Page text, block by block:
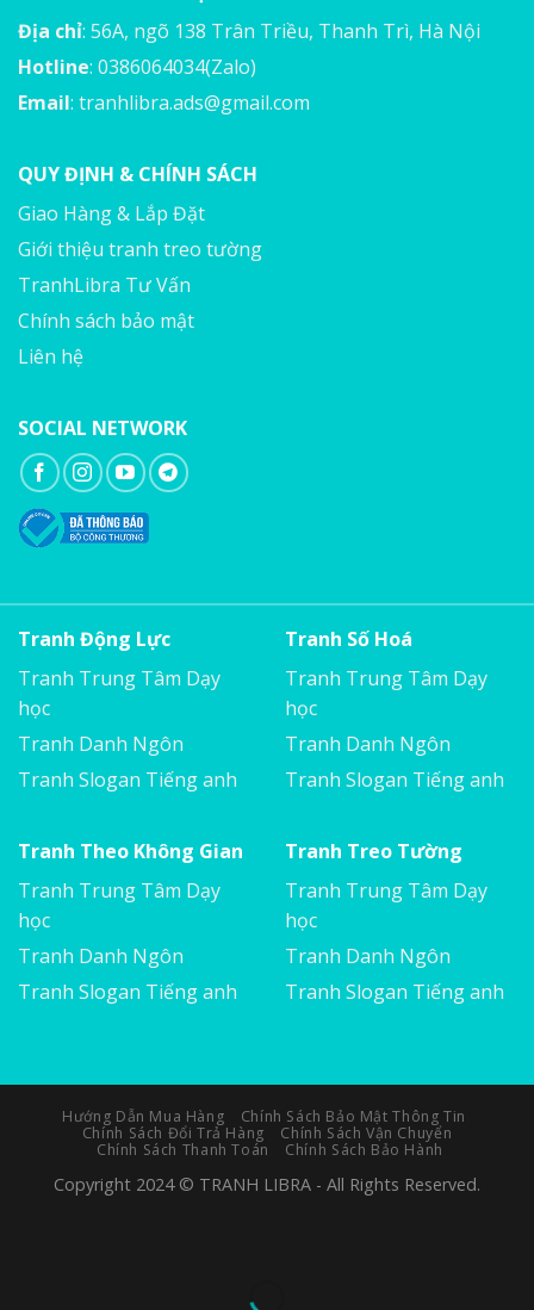
Địa chỉ: 56A, ngõ 138 Trân Triều, Thanh Trì, Hà Nội
Hotline: 0386064034(Zalo)
Email: tranhlibra.ads@gmail.com
QUY ĐỊNH & CHÍNH SÁCH
Giao Hàng & Lắp Đặt
Giới thiệu tranh treo tường
TranhLibra Tư Vấn
Chính sách bảo mật
Liên hệ
SOCIAL NETWORK
Tranh Động Lực
Tranh Trung Tâm Dạy
học
Tranh Danh Ngôn
Tranh Slogan Tiếng anh
Tranh Số Hoá
Tranh Trung Tâm Dạy
học
Tranh Danh Ngôn
Tranh Slogan Tiếng anh
Tranh Theo Không Gian
Tranh Trung Tâm Dạy
học
Tranh Danh Ngôn
Tranh Slogan Tiếng anh
Tranh Treo Tường
Tranh Trung Tâm Dạy
học
Tranh Danh Ngôn
Tranh Slogan Tiếng anh
Hướng Dẫn Mua Hàng
Chính Sách Bảo Mật Thông Tin
Chính Sách Đổi Trả Hàng
Chính Sách Vận Chuyển
Chính Sách Thanh Toán
Chính Sách Bảo Hành
Copyright 2024 © TRANH LIBRA - All Rights Reserved.